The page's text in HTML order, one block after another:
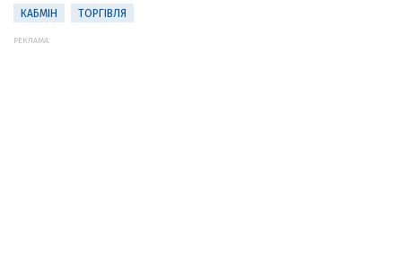
КАБМІН ТОРГІВЛЯ
РЕКЛАМА: